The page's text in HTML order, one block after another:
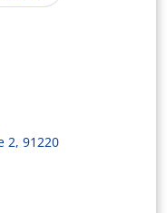
2, 91220